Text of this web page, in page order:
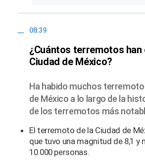
08:39
¿Cuántos terremotos
Ciudad de México?
Ha habido muchos
de México a lo largo de la
de los terremotos más
El terremoto de la Ciudad de
que tuvo una magnitud de 8,1 y
10.000 personas.